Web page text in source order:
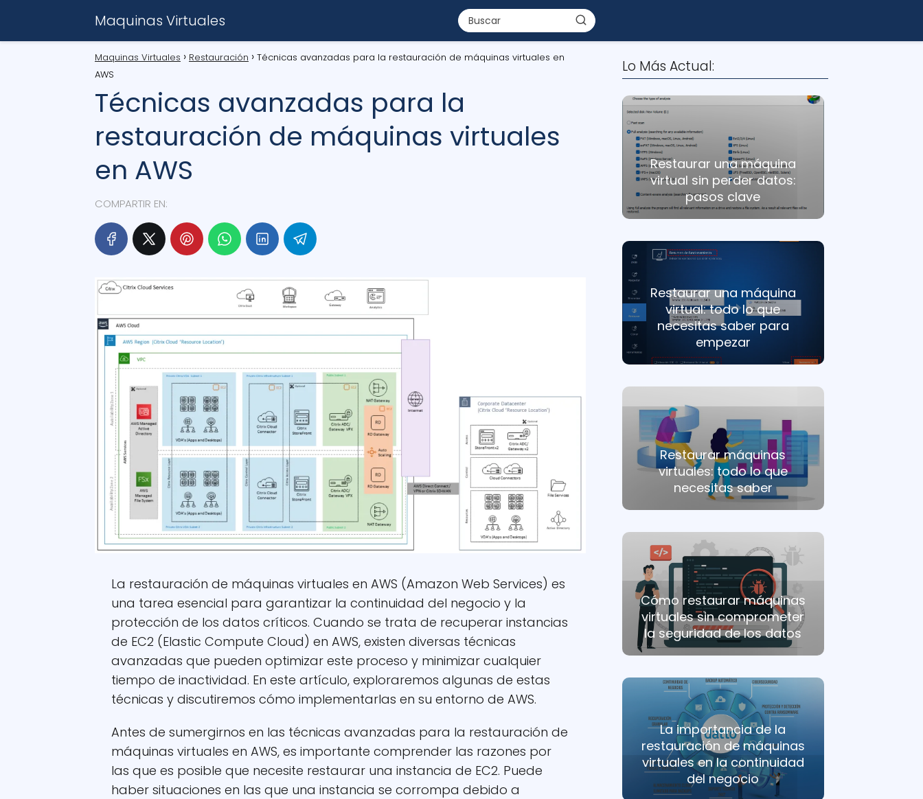
Maquinas Virtuales
Maquinas Virtuales Restauración
Técnicas avanzadas para la restauración de máquinas virtuales en
AWS
Técnicas avanzadas para la
restauración de máquinas virtuales
en AWS
COMPARTIR EN:
La restauración de máquinas virtuales en AWS (Amazon Web Services) es
una tarea esencial para garantizar la continuidad del negocio y la
protección de los datos críticos. Cuando se trata de recuperar instancias
de EC2 (Elastic Compute Cloud) en AWS, existen diversas técnicas
avanzadas que pueden optimizar este proceso y minimizar cualquier
tiempo de inactividad. En este artículo, exploraremos algunas de estas
técnicas y discutiremos cómo implementarlas en su entorno de AWS.
Antes de sumergirnos en las técnicas avanzadas para la restauración de
máquinas virtuales en AWS, es importante comprender las razones por
las que es posible que necesite restaurar una instancia de EC2. Puede
haber situaciones en las que una instancia se corrompa debido a
Lo Más Actual:
Restaurar una máquina
virtual sin perder datos:
pasos clave
Restaurar una máquina
virtual: todo lo que
necesitas saber para
empezar
Restaurar máquinas
virtuales: todo lo que
necesitas saber
Cómo restaurar máquinas
virtuales sin comprometer
la seguridad de los datos
La importancia de la
restauración de máquinas
virtuales en la continuidad
del negocio